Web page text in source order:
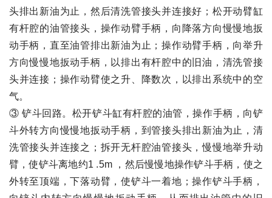
头排出新油为止，然后清洗管接头并连接好；松开动臂缸
有杆腔的油管接头，操作动臂手柄，向降落方向慢慢地扳
动手柄，直至油管排出新油为止；操作动臂手柄，向举升
方向慢慢地扳动手柄，以排出有杆腔中的旧油，清洗管接
头并连接；操作动臂使之升、降数次，以排出系统中的空
气。
③ 铲斗回路。松开铲斗缸有杆腔的油管，操作手柄，向铲
斗外转方向慢慢地扳动手柄，到管接头排出新油为止，清
洗管接头并连接之；拆开无杆腔油管接头，慢慢地举升动
臂，使铲斗离地约1 .5m ，然后慢慢地操作铲斗手柄，使之
外转至顶端，下落动臂，使铲斗一着地；操作铲斗手柄，